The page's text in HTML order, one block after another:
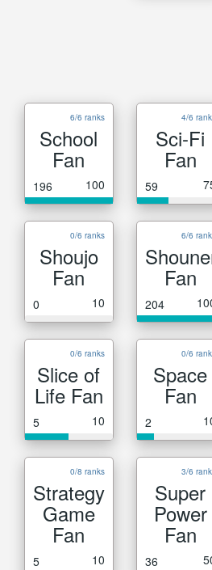
6/6 ranks
School
Fan
196 100
4/6
Sci-Fi
Fan
59
0/6 ranks
Shoujo
Fan
0 10
6/6
Fan
204
0/6 ranks
Slice of
Life Fan
5 10
0/6
Space
Fan
2
0/8 ranks
Strategy
Game
Fan
5 10
3/6
Super
Power
Fan
36